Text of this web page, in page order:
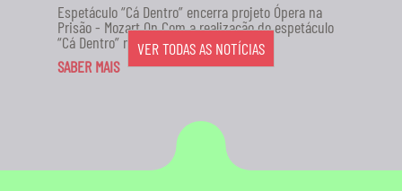
Espetáculo “Cá Dentro” encerra projeto Ópera na
Prisão - Mozart On Com a realização do espetáculo
“Cá Dentro” no...
SABER MAIS
VER TODAS AS NOTÍCIAS